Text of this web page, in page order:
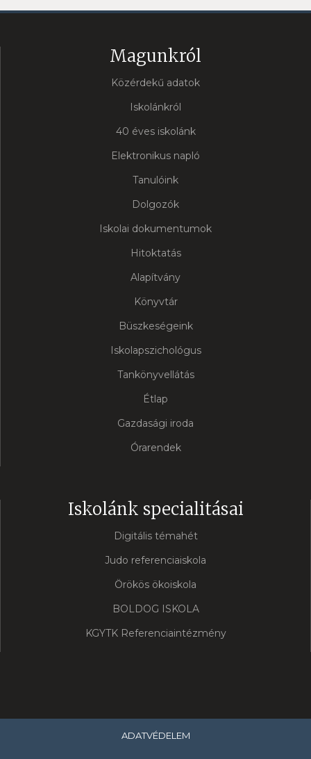
Magunkról
Közérdekű adatok
Iskolánkról
40 éves iskolánk
Elektronikus napló
Tanulóink
Dolgozók
Iskolai dokumentumok
Hitoktatás
Alapítvány
Könyvtár
Büszkeségeink
Iskolapszichológus
Tankönyvellátás
Étlap
Gazdasági iroda
Órarendek
Iskolánk specialitásai
Digitális témahét
Judo referenciaiskola
Örökös ökoiskola
BOLDOG ISKOLA
KGYTK Referenciaintézmény
ADATVÉDELEM